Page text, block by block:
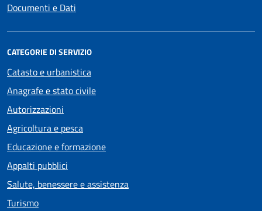
Documenti e Dati
CATEGORIE DI SERVIZIO
Catasto e urbanistica
Anagrafe e stato civile
Autorizzazioni
Agricoltura e pesca
Educazione e formazione
Appalti pubblici
Salute, benessere e assistenza
Turismo